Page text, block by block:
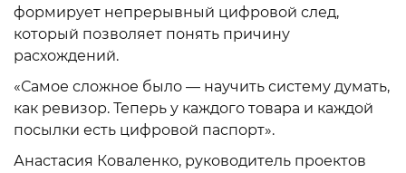
формирует непрерывный цифровой след,
который позволяет понять причину
расхождений.
«Самое сложное было — научить систему думать,
как ревизор. Теперь у каждого товара и каждой
посылки есть цифровой паспорт».
Анастасия Коваленко, руководитель проектов